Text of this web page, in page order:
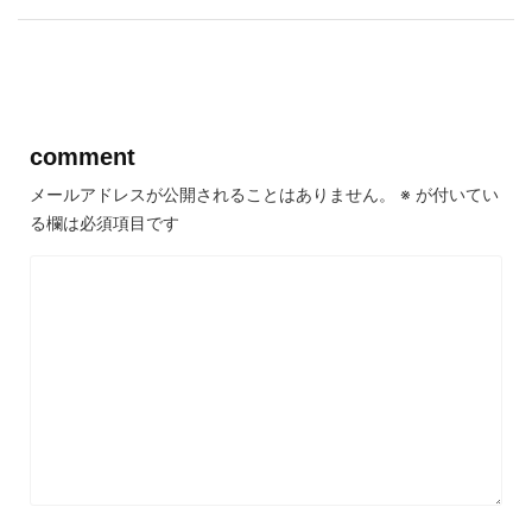
comment
メールアドレスが公開されることはありません。 ※ が付いてい
る欄は必須項目です